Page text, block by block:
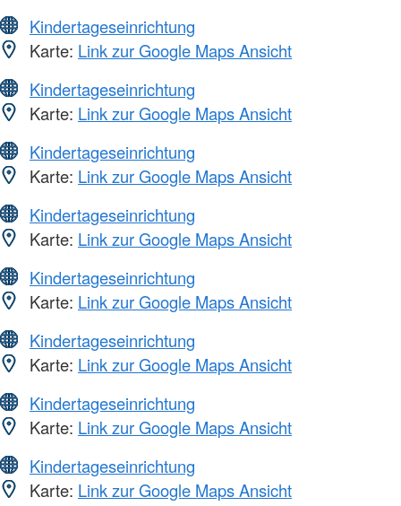
Kindertageseinrichtung
Karte: Link zur Google Maps Ansicht
Kindertageseinrichtung
Karte: Link zur Google Maps Ansicht
Kindertageseinrichtung
Karte: Link zur Google Maps Ansicht
Kindertageseinrichtung
Karte: Link zur Google Maps Ansicht
Kindertageseinrichtung
Karte: Link zur Google Maps Ansicht
Kindertageseinrichtung
Karte: Link zur Google Maps Ansicht
Kindertageseinrichtung
Karte: Link zur Google Maps Ansicht
Kindertageseinrichtung
Karte: Link zur Google Maps Ansicht